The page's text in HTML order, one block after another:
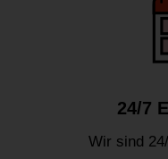
24/7
Wir sind